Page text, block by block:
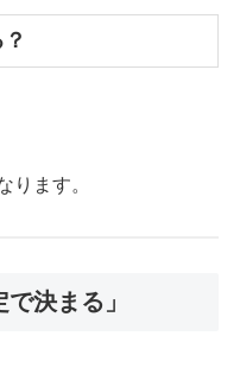
ります。
決まる」